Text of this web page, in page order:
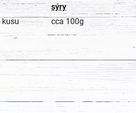
sýry
kusu
cca 100g